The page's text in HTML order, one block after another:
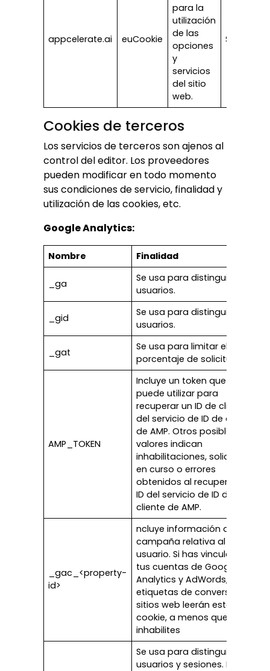
appcelerate.ai euCookie
para la
utilización
de las
opciones
y
servicios
del sitio
web.
Sesión
Cookies de terceros
Los servicios de terceros son ajenos al
control del editor. Los proveedores
pueden modificar en todo momento
sus condiciones de servicio, finalidad y
utilización de las cookies, etc.
Google Analytics:
Nombre Finalidad
_ga
Se usa para distinguir a los
usuarios.
_gid
Se usa para distinguir a los
usuarios.
_gat
Se usa para limitar el
porcentaje de solicitudes.
AMP_TOKEN
Incluye un token que se
puede utilizar para
recuperar un ID de cliente
del servicio de ID de cliente
de AMP. Otros posibles
valores indican
inhabilitaciones, solicitudes
en curso o errores
obtenidos al recuperar un
ID del servicio de ID de
cliente de AMP.
_gac_<property-
id>
ncluye información de la
campaña relativa al
usuario. Si has vinculado
tus cuentas de Google
Analytics y AdWords, las
etiquetas de conversión de
sitios web leerán esta
cookie, a menos que la
inhabilites
Se usa para distinguir
usuarios y sesiones. La